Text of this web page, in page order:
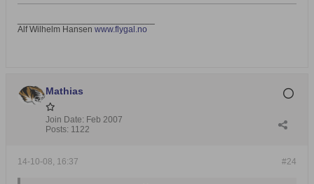
Alf Wilhelm Hansen www.flygal.no
Mathias
Join Date: Feb 2007
Posts: 1122
#24
14-10-08, 16:37